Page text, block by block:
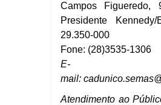
Campos Figueredo,
Presidente
29.350-000
Fone: (28)3535-1306
E-
mail:
Atendimento ao